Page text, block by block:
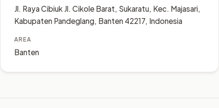
Jl. Raya Cibiuk Jl. Cikole Barat, Sukaratu, Kec. Majasari,
Kabupaten Pandeglang, Banten 42217, Indonesia
AREA
Banten